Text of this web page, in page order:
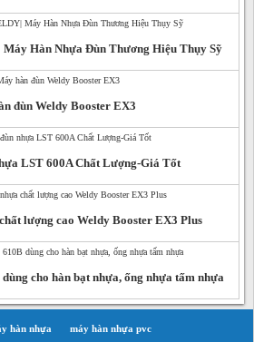
Hàn Nhựa Đùn Thương Hiệu Thụy Sỹ
đùn Weldy Booster EX3
LST 600A Chất Lượng-Giá Tốt
lượng cao Weldy Booster EX3 Plus
cho hàn bạt nhựa, ống nhựa tấm nhựa
hàn nhựa máy hàn nhựa pvc